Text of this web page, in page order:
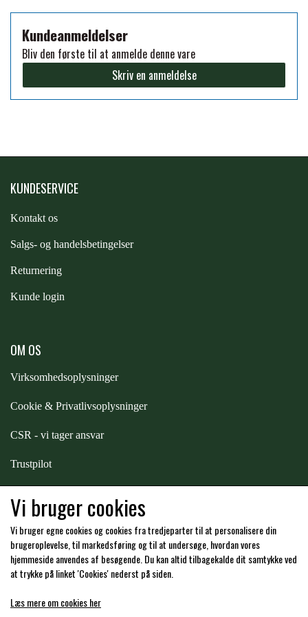
PREMIER EQUINE SADLER
PREMIER EQUINE SADEL TILBEHØR
PREMIER EQUINE BENBESKYTTELSE
PREMIER EQUINE GROOMING & STALD
PREMIER EQUINE RYTTER
GP TACK
HEVARI
KÄLLQUIST EQUESTIAN
MUSTAD
PHARMACARE
PREMIER EQUINE
RACING TACK
Kundeanmeldelser
Bliv den første til at anmelde denne vare
Skriv en anmeldelse
KUNDESERVICE
Kontakt os
Salgs- og handelsbetingelser
Returnering
Kunde login
OM OS
Virksomhedsoplysninger
Cookie & Privatlivsoplysninger
CSR - vi tager ansvar
Trustpilot
Hos os kan du betale med:
Vi bruger cookies
Vi bruger egne cookies og cookies fra tredjeparter til at personalisere din
brugeroplevelse, til markedsføring og til at undersøge, hvordan vores
hjemmeside anvendes af besøgende. Du kan altid tilbagekalde dit samtykke ved
at trykke på linket 'Cookies' nederst på siden.
Læs mere om cookies her